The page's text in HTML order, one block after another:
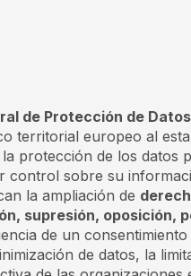
de Protección de Datos
territorial europeo al
protección de los datos
control sobre su
la ampliación de
supresión, oposición,
de un
de datos, la